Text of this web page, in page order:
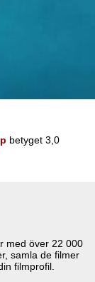
betyget 3,0
med över 22 000
samla de filmer
filmprofil.